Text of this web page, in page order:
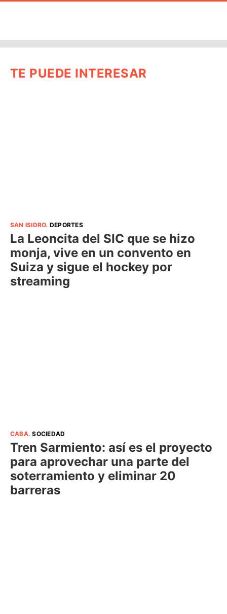
TE PUEDE INTERESAR
SAN ISIDRO. DEPORTES
La Leoncita del SIC que se hizo
monja, vive en un convento en
Suiza y sigue el hockey por
streaming
CABA.SOCIEDAD
Tren Sarmiento: así es el proyecto
para aprovechar una parte del
soterramiento y eliminar 20
barreras